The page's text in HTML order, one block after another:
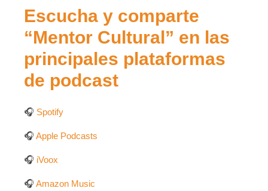
Escucha y comparte
“Mentor Cultural” en las
principales plataformas
de podcast
🎧 Spotify
🎧 Apple Podcasts
🎧 iVoox
🎧 Amazon Music